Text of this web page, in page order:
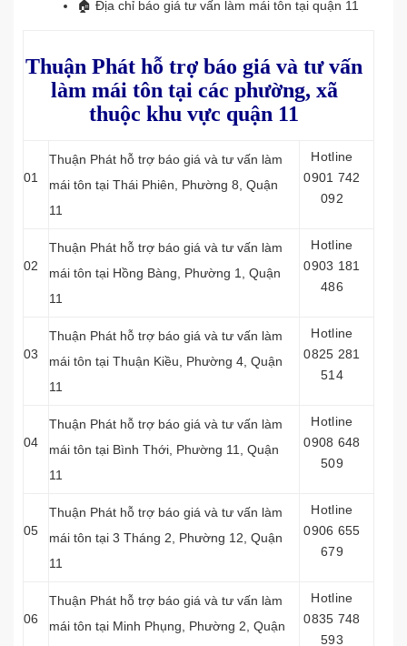
🏠 Địa chỉ báo giá tư vấn làm mái tôn tại quận 11
Thuận Phát hỗ trợ báo giá và tư vấn
làm mái tôn tại các phường, xã
thuộc khu vực quận 11
01
Thuận Phát hỗ trợ báo giá và tư vấn làm
mái tôn tại Thái Phiên, Phường 8, Quận
11
Hotline
0901 742
092
02
Thuận Phát hỗ trợ báo giá và tư vấn làm
mái tôn tại Hồng Bàng, Phường 1, Quận
11
Hotline
0903 181
486
03
Thuận Phát hỗ trợ báo giá và tư vấn làm
mái tôn tại Thuận Kiều, Phường 4, Quận
11
Hotline
0825 281
514
04
Thuận Phát hỗ trợ báo giá và tư vấn làm
mái tôn tại Bình Thới, Phường 11, Quận
11
Hotline
0908 648
509
05
Thuận Phát hỗ trợ báo giá và tư vấn làm
mái tôn tại 3 Tháng 2, Phường 12, Quận
11
Hotline
0906 655
679
06
Thuận Phát hỗ trợ báo giá và tư vấn làm
mái tôn tại Minh Phụng, Phường 2, Quận
Hotline
0835 748
593